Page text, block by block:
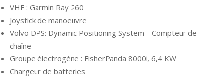
VHF : Garmin Ray 260
Joystick de manoeuvre
Volvo DPS: Dynamic Positioning System – Compteur de
chaîne
Groupe électrogène : FisherPanda 8000i, 6,4 KW
Chargeur de batteries